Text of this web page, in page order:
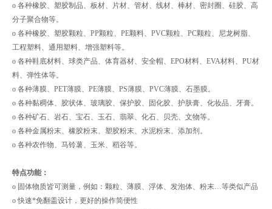
o 各种橡胶、塑胶制品、板材、片材、管材、线材、棒材、密封圈、硅胶、高
分子聚合物等。
o 各种橡胶、塑胶颗粒、PP颗粒、PE颗料、PVC颗粒、PC颗粒、尼龙树脂、
工程塑料、通用塑料、增强塑料等。
o 各种鞋底材料、球类产品、体育器材、安全帽、EPO材料、EVA材料、PU材
料、弹性体等。
o 各种薄膜、PET薄膜、PE薄膜、PS薄膜、PVC薄膜、石墨膜。
o 各种黏稠体、胶状体、玻璃胶、保护胶、固化胶、护肤膏、化妆品、牙膏。
o 各种矿石、岩石、宝石、玉石、翡翠、化石、贝壳、文物等。
o 各种金属粉末、橡胶粉末、塑胶粉末、水泥粉末、添加剂。
o 各种农作物、马铃薯、玉米、稻谷等。
特点功能：
o 固体物质皆可测量，例如：颗粒、薄膜、浮体、发泡体、粉末…等类似产品
o 快速*免翻盖设计，更好的操作简便性